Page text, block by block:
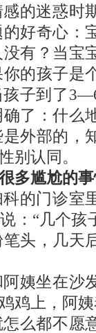
迷惑时
好奇心：
有？当宝
的孩子是
子到了
了：什么
外部的，
别认同。
多尴尬的
门诊室
： “几个孩
头，几天
坐在沙
鸡上，阿
都不愿